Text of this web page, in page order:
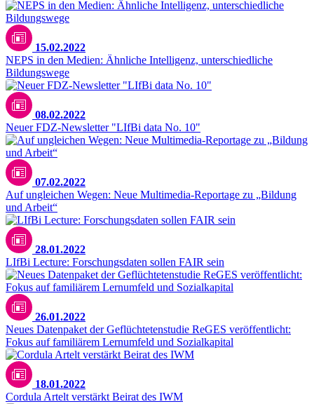
15.02.2022
NEPS in den Medien: Ähnliche Intelligenz, unterschiedliche
Bildungswege
08.02.2022
Neuer FDZ-Newsletter "LIfBi data No. 10"
07.02.2022
Auf ungleichen Wegen: Neue Multimedia-Reportage zu „Bildung
und Arbeit“
28.01.2022
LIfBi Lecture: Forschungsdaten sollen FAIR sein
26.01.2022
Neues Datenpaket der Geflüchtetenstudie ReGES veröffentlicht:
Fokus auf familiärem Lernumfeld und Sozialkapital
18.01.2022
Cordula Artelt verstärkt Beirat des IWM